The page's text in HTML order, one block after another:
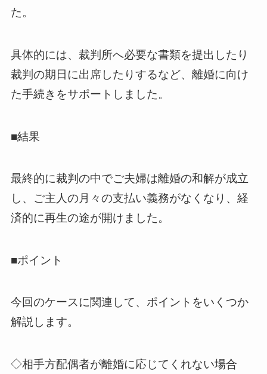
た。
具体的には、裁判所へ必要な書類を提出したり
裁判の期日に出席したりするなど、離婚に向け
た手続きをサポートしました。
■結果
最終的に裁判の中でご夫婦は離婚の和解が成立
し、ご主人の月々の支払い義務がなくなり、経
済的に再生の途が開けました。
■ポイント
今回のケースに関連して、ポイントをいくつか
解説します。
◇相手方配偶者が離婚に応じてくれない場合